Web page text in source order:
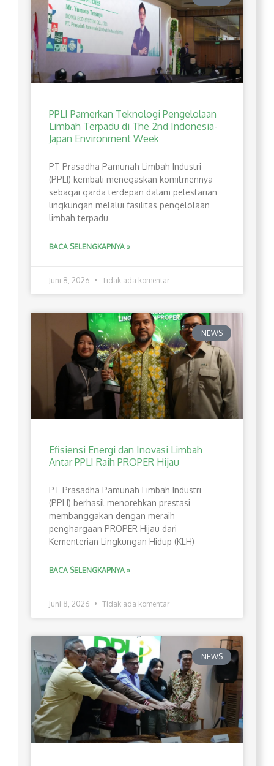
PPLI Pamerkan Teknologi Pengelolaan
Limbah Terpadu di The 2nd Indonesia-
Japan Environment Week
PT Prasadha Pamunah Limbah Industri
(PPLI) kembali menegaskan komitmennya
sebagai garda terdepan dalam pelestarian
lingkungan melalui fasilitas pengelolaan
limbah terpadu
BACA SELENGKAPNYA »
Juni 8, 2026 Tidak ada komentar
NEWS
Efisiensi Energi dan Inovasi Limbah
Antar PPLI Raih PROPER Hijau
PT Prasadha Pamunah Limbah Industri
(PPLI) berhasil menorehkan prestasi
membanggakan dengan meraih
penghargaan PROPER Hijau dari
Kementerian Lingkungan Hidup (KLH)
BACA SELENGKAPNYA »
Juni 8, 2026 Tidak ada komentar
NEWS